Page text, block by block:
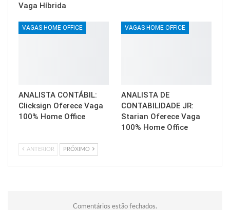
Vaga Híbrida
VAGAS HOME OFFICE
ANALISTA CONTÁBIL:
Clicksign Oferece Vaga
100% Home Office
VAGAS HOME OFFICE
ANALISTA DE
CONTABILIDADE JR:
Starian Oferece Vaga
100% Home Office
ANTERIOR PRÓXIMO
Comentários estão fechados.